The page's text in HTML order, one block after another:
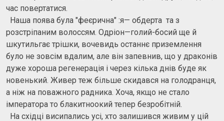
час повертатися.
Наша поява була "феєрична" :я— обдерта та з
розстріпаним волоссям. Одріон—голий-босий ще й
шкутильгає трішки, вочевидь останнє приземлення
було не зовсім вдалим, але він запевнив, що у драконів
дуже хороша регенерація і через кілька днів буде як
новенький. Живер теж більше скидався на голодранця,
а ніж на поважного радника. Хоча, якщо не стало
імператора то блакитноокий тепер безробітній.
На східці висипались усі, хто залишився живим у цій